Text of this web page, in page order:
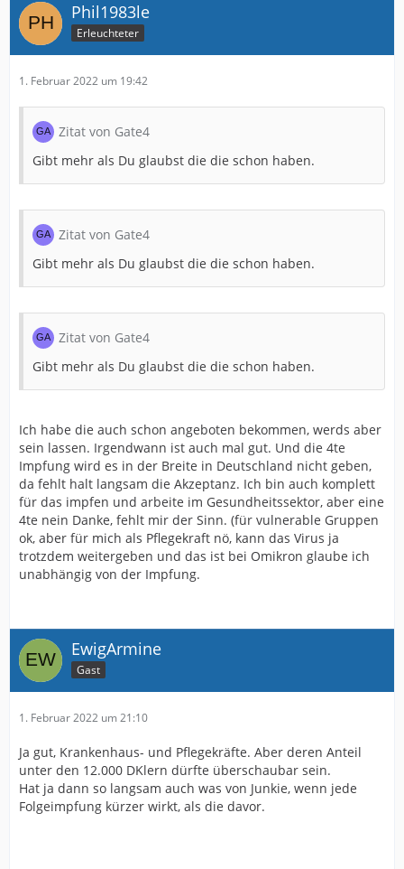
Phil1983le
Erleuchteter
1. Februar 2022 um 19:42
Zitat von Gate4
Gibt mehr als Du glaubst die die schon haben.
Zitat von Gate4
Gibt mehr als Du glaubst die die schon haben.
Zitat von Gate4
Gibt mehr als Du glaubst die die schon haben.
Ich habe die auch schon angeboten bekommen, werds aber
sein lassen. Irgendwann ist auch mal gut. Und die 4te
Impfung wird es in der Breite in Deutschland nicht geben,
da fehlt halt langsam die Akzeptanz. Ich bin auch komplett
für das impfen und arbeite im Gesundheitssektor, aber eine
4te nein Danke, fehlt mir der Sinn. (für vulnerable Gruppen
ok, aber für mich als Pflegekraft nö, kann das Virus ja
trotzdem weitergeben und das ist bei Omikron glaube ich
unabhängig von der Impfung.
EwigArmine
Gast
1. Februar 2022 um 21:10
Ja gut, Krankenhaus- und Pflegekräfte. Aber deren Anteil
unter den 12.000 DKlern dürfte überschaubar sein.
Hat ja dann so langsam auch was von Junkie, wenn jede
Folgeimpfung kürzer wirkt, als die davor.